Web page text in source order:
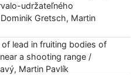
udržateľného
Gretsch, Martin
lead in fruiting bodies of
a shooting range /
Martin Pavlík